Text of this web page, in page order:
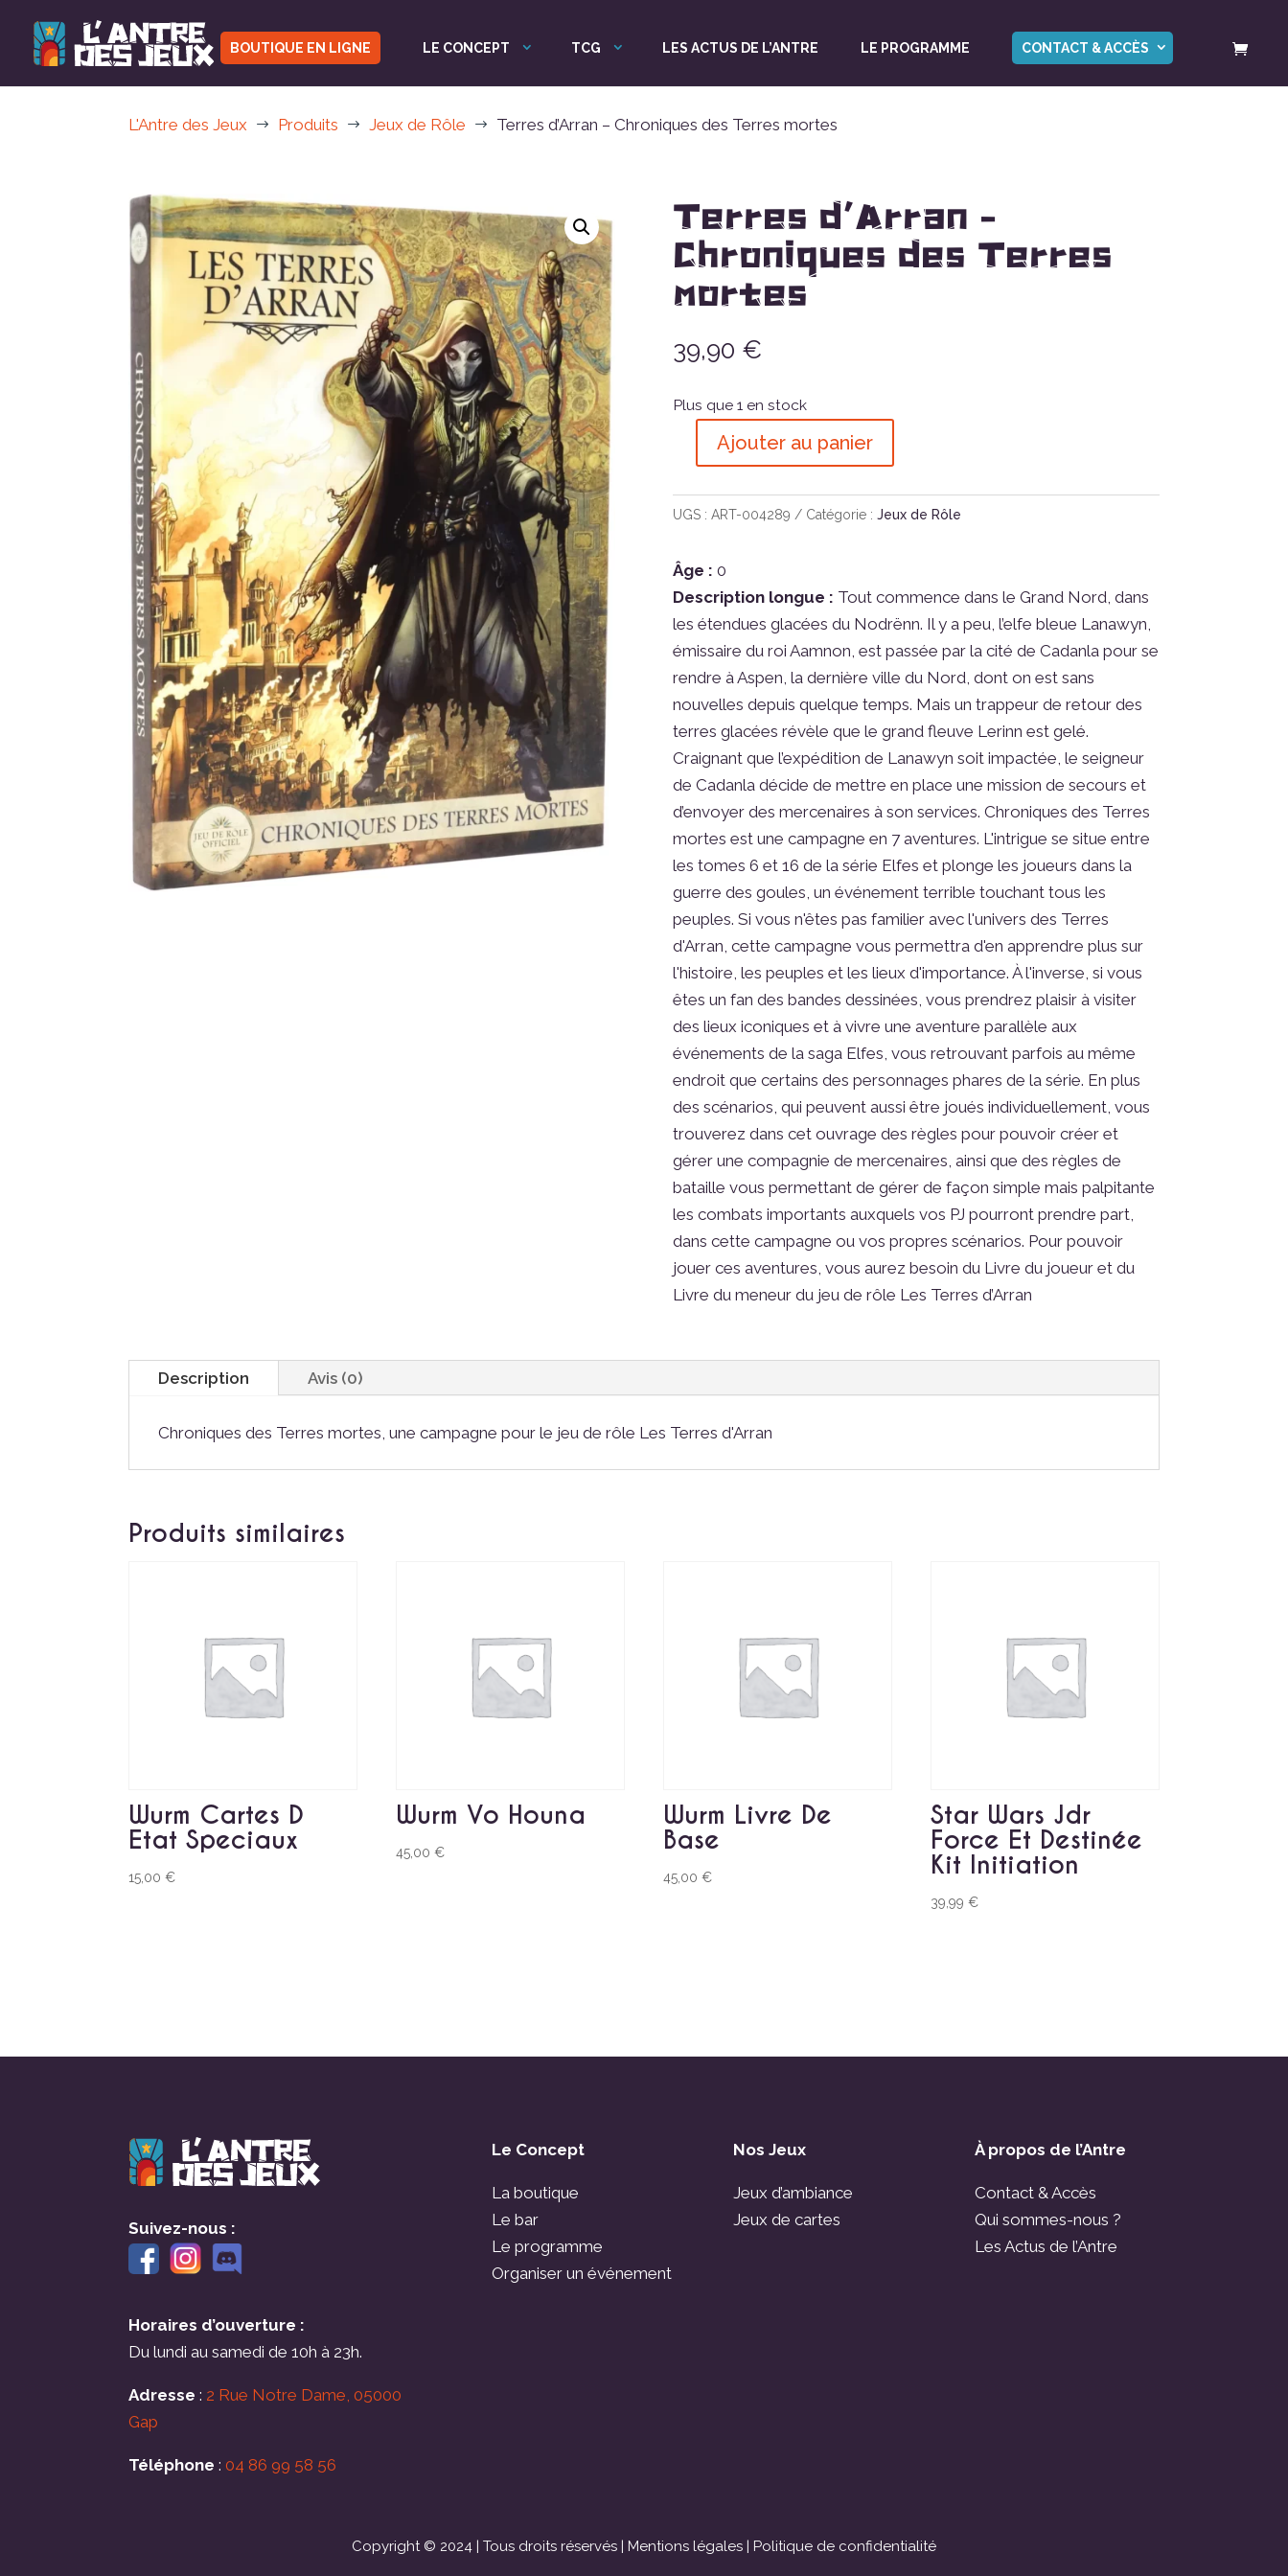
BOUTIQUE EN LIGNE LE CONCEPT TCG LES ACTUS DE L’ANTRE LE PROGRAMME CONTACT & ACCÈS
L'Antre des Jeux $ Produits $ Jeux de Rôle $ Terres d’Arran – Chroniques des Terres mortes
Terres d’Arran –
Chroniques des Terres
mortes
39,90 €
Plus que 1 en stock
quantité
Terres
-
Chroniques
des
Terres
mortes
Ajouter au panier
UGS : ART-004289 Catégorie : Jeux de Rôle
Âge : 0
Description longue : Tout commence dans le Grand Nord, dans
les étendues glacées du Nodrënn. Il y a peu, l’elfe bleue Lanawyn,
émissaire du roi Aamnon, est passée par la cité de Cadanla pour se
rendre à Aspen, la dernière ville du Nord, dont on est sans
nouvelles depuis quelque temps. Mais un trappeur de retour des
terres glacées révèle que le grand fleuve Lerinn est gelé.
Craignant que l’expédition de Lanawyn soit impactée, le seigneur
de Cadanla décide de mettre en place une mission de secours et
d’envoyer des mercenaires à son services. Chroniques des Terres
mortes est une campagne en 7 aventures. L'intrigue se situe entre
les tomes 6 et 16 de la série Elfes et plonge les joueurs dans la
guerre des goules, un événement terrible touchant tous les
peuples. Si vous n'êtes pas familier avec l'univers des Terres
d'Arran, cette campagne vous permettra d'en apprendre plus sur
l'histoire, les peuples et les lieux d'importance. À l'inverse, si vous
êtes un fan des bandes dessinées, vous prendrez plaisir à visiter
des lieux iconiques et à vivre une aventure parallèle aux
événements de la saga Elfes, vous retrouvant parfois au même
endroit que certains des personnages phares de la série. En plus
des scénarios, qui peuvent aussi être joués individuellement, vous
trouverez dans cet ouvrage des règles pour pouvoir créer et
gérer une compagnie de mercenaires, ainsi que des règles de
bataille vous permettant de gérer de façon simple mais palpitante
les combats importants auxquels vos PJ pourront prendre part,
dans cette campagne ou vos propres scénarios. Pour pouvoir
jouer ces aventures, vous aurez besoin du Livre du joueur et du
Livre du meneur du jeu de rôle Les Terres d’Arran
Description Avis (0)
Chroniques des Terres mortes, une campagne pour le jeu de rôle Les Terres d'Arran
Produits similaires
Wurm Cartes D
Etat Speciaux
15,00€
Wurm Vo Houna
45,00€
Wurm Livre De
Base
45,00€
Star Wars Jdr
Force Et Destinée
Kit Initiation
39,99€
Suivez-nous :
Horaires d’ouverture :
Du lundi au samedi de 10h à 23h.
Adresse : 2 Rue Notre Dame, 05000
Gap
Téléphone : 04 86 99 58 56
Le Concept
La boutique
Le bar
Le programme
Organiser un événement
Nos Jeux
Jeux d’ambiance
Jeux de cartes
À propos de l’Antre
Contact & Accès
Qui sommes-nous ?
Les Actus de l’Antre
Copyright © 2024 | Tous droits réservés | Mentions légales | Politique de confidentialité